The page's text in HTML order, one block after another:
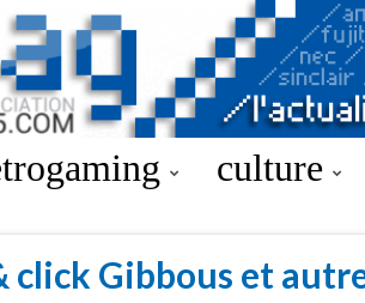
culture
click Gibbous et